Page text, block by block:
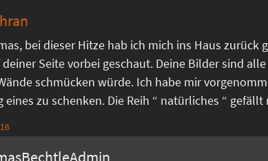
bei dieser Hitze hab ich mich ins Haus zurück
Seite vorbei geschaut. Deine Bilder sind
schmücken würde. Ich habe mir
eines zu schenken. Die Reih “ natürliches “ gefällt